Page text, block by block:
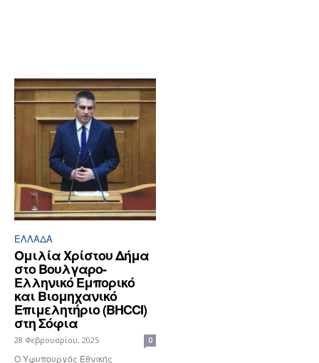
ΕΛΛΆΔΑ
Ομιλία Χρίστου Δήμα
στο Βουλγαρο-
Ελληνικό Εμπορικό
και Βιομηχανικό
Επιμελητήριο (BHCCI)
στη Σόφια
28 Φεβρουαρίου, 2025 0
Ο Υφυπουργός Εθνικής